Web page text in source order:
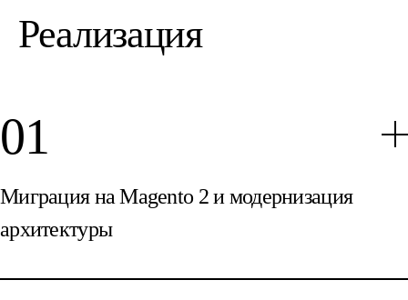
Реализация
Миграция на Magento 2 и модернизация
архитектуры
Первым шагом стала миграция с устаревшей